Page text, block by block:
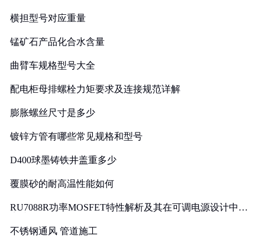
横担型号对应重量
锰矿石产品化合水含量
曲臂车规格型号大全
配电柜母排螺栓力矩要求及连接规范详解
膨胀螺丝尺寸是多少
镀锌方管有哪些常见规格和型号
D400球墨铸铁井盖重多少
覆膜砂的耐高温性能如何
RU7088R功率MOSFET特性解析及其在可调电源设计中的
不锈钢通风 管道施工